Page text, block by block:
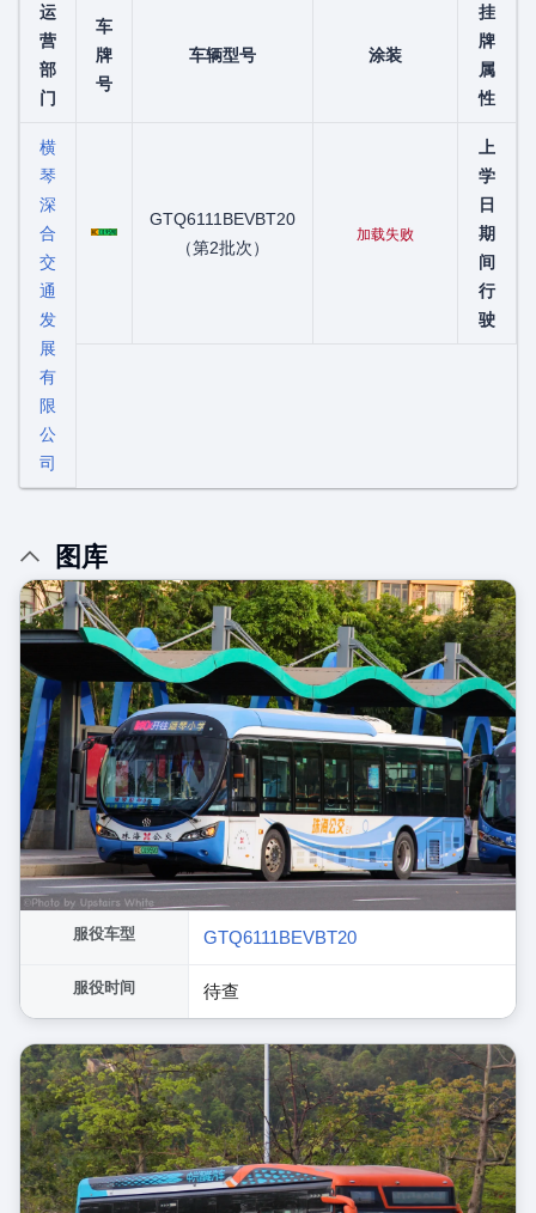
运
营
部
门
车
牌
号
车辆型号 涂装
挂
牌
属
性
横
琴
深
合
交
通
发
展
有
限
公
司
粤C01959D
GTQ6111BEVBT20
（第2批次）
加载失败
上
学
日
期
间
行
驶
图库
服役车型 GTQ6111BEVBT20
服役时间 待查